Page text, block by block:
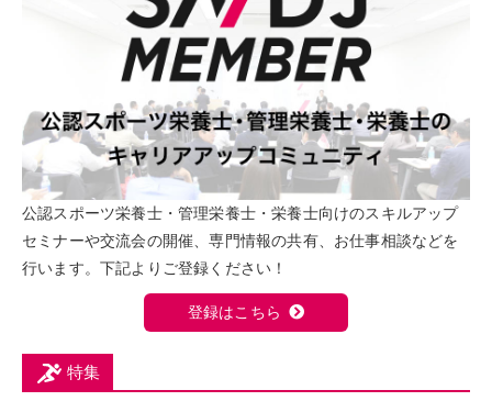
公認スポーツ栄養士・管理栄養士・栄養士向けのスキルアップ
セミナーや交流会の開催、専門情報の共有、お仕事相談などを
行います。下記よりご登録ください！
登録はこちら
特集